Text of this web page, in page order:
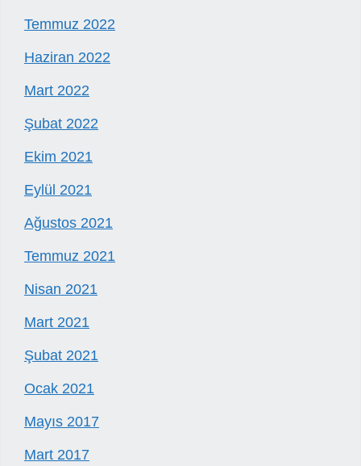
Temmuz 2022
Haziran 2022
Mart 2022
Şubat 2022
Ekim 2021
Eylül 2021
Ağustos 2021
Temmuz 2021
Nisan 2021
Mart 2021
Şubat 2021
Ocak 2021
Mayıs 2017
Mart 2017